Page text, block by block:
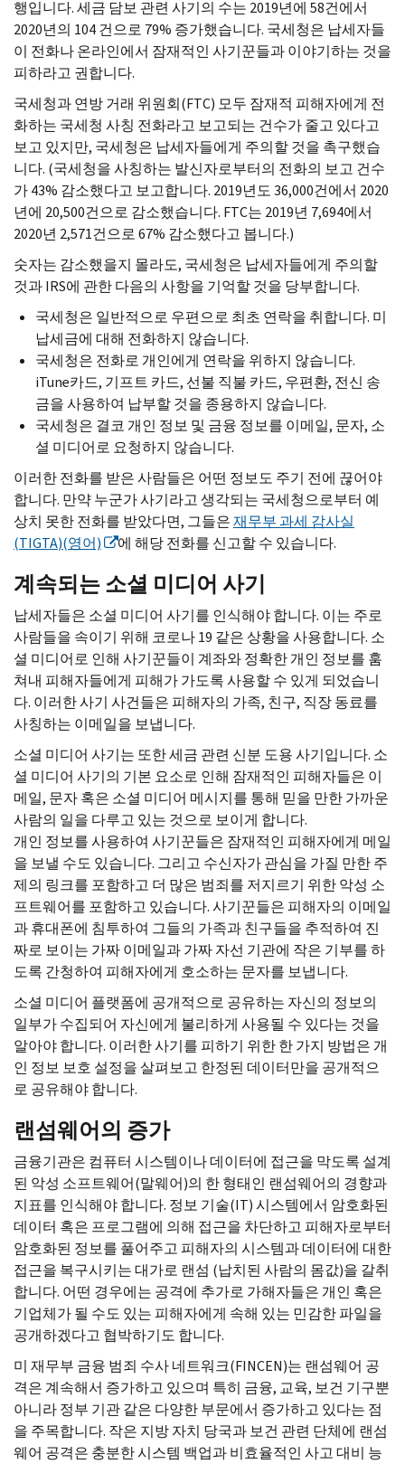
행입니다. 세금 담보 관련 사기의 수는 2019년에 58건에서
2020년의 104 건으로 79% 증가했습니다. 국세청은 납세자들
이 전화나 온라인에서 잠재적인 사기꾼들과 이야기하는 것을
피하라고 권합니다.
국세청과 연방 거래 위원회(FTC) 모두 잠재적 피해자에게 전
화하는 국세청 사칭 전화라고 보고되는 건수가 줄고 있다고
보고 있지만, 국세청은 납세자들에게 주의할 것을 촉구했습
니다. (국세청을 사칭하는 발신자로부터의 전화의 보고 건수
가 43% 감소했다고 보고합니다. 2019년도 36,000건에서 2020
년에 20,500건으로 감소했습니다. FTC는 2019년 7,694에서
2020년 2,571건으로 67% 감소했다고 봅니다.)
숫자는 감소했을지 몰라도, 국세청은 납세자들에게 주의할
것과IRS에 관한 다음의 사항을 기억할 것을 당부합니다.
국세청은 일반적으로 우편으로 최초 연락을 취합니다. 미
납세금에 대해 전화하지 않습니다.
국세청은 전화로 개인에게 연락을 위하지 않습니다.
iTune카드, 기프트 카드, 선불 직불 카드, 우편환, 전신 송
금을 사용하여 납부할 것을 종용하지 않습니다.
국세청은 결코 개인 정보 및 금융 정보를 이메일, 문자, 소
셜 미디어로 요청하지 않습니다.
이러한 전화를 받은 사람들은 어떤 정보도 주기 전에 끊어야
합니다. 만약 누군가 사기라고 생각되는 국세청으로부터 예
상치 못한 전화를 받았다면, 그들은재무부 과세 감사실
(TIGTA)(영어) 에 해당 전화를 신고할 수 있습니다.
계속되는 소셜 미디어 사기
납세자들은 소셜 미디어 사기를 인식해야 합니다. 이는 주로
사람들을 속이기 위해 코로나 19 같은 상황을 사용합니다. 소
셜 미디어로 인해 사기꾼들이 계좌와 정확한 개인 정보를 훔
쳐내 피해자들에게 피해가 가도록 사용할 수 있게 되었습니
다. 이러한 사기 사건들은 피해자의 가족, 친구, 직장 동료를
사칭하는 이메일을 보냅니다.
소셜 미디어 사기는 또한 세금 관련 신분 도용 사기입니다. 소
셜 미디어 사기의 기본 요소로 인해 잠재적인 피해자들은 이
메일, 문자 혹은 소셜 미디어 메시지를 통해 믿을 만한 가까운
사람의 일을 다루고 있는 것으로 보이게 합니다.
개인 정보를 사용하여 사기꾼들은 잠재적인 피해자에게 메일
을 보낼 수도 있습니다. 그리고 수신자가 관심을 가질 만한 주
제의 링크를 포함하고 더 많은 범죄를 저지르기 위한 악성 소
프트웨어를 포함하고 있습니다. 사기꾼들은 피해자의 이메일
과 휴대폰에 침투하여 그들의 가족과 친구들을 추적하여 진
짜로 보이는 가짜 이메일과 가짜 자선 기관에 작은 기부를 하
도록 간청하여 피해자에게 호소하는 문자를 보냅니다.
소셜 미디어 플랫폼에 공개적으로 공유하는 자신의 정보의
일부가 수집되어 자신에게 불리하게 사용될 수 있다는 것을
알아야 합니다. 이러한 사기를 피하기 위한 한 가지 방법은 개
인 정보 보호 설정을 살펴보고 한정된 데이터만을 공개적으
로 공유해야 합니다.
랜섬웨어의 증가
금융기관은 컴퓨터 시스템이나 데이터에 접근을 막도록 설계
된 악성 소프트웨어(말웨어)의 한 형태인 랜섬웨어의 경향과
지표를 인식해야 합니다. 정보 기술(IT) 시스템에서 암호화된
데이터 혹은 프로그램에 의해 접근을 차단하고 피해자로부터
암호화된 정보를 풀어주고 피해자의 시스템과 데이터에 대한
접근을 복구시키는 대가로 랜섬 (납치된 사람의 몸값)을 갈취
합니다. 어떤 경우에는 공격에 추가로 가해자들은 개인 혹은
기업체가 될 수도 있는 피해자에게 속해 있는 민감한 파일을
공개하겠다고 협박하기도 합니다.
미 재무부 금융 범죄 수사 네트워크(FINCEN)는 랜섬웨어 공
격은 계속해서 증가하고 있으며 특히 금융, 교육, 보건 기구뿐
아니라 정부 기관 같은 다양한 부문에서 증가하고 있다는 점
을 주목합니다. 작은 지방 자치 당국과 보건 관련 단체에 랜섬
웨어 공격은 충분한 시스템 백업과 비효율적인 사고 대비 능